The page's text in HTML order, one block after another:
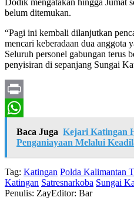
Dodik mengatakan hingga Jumat
belum ditemukan.
“Pagi ini kembali dilanjutkan
mencari keberadaan dua anggota
Seluruh personel gabungan terus
penyisiran di sepanjang Sungai
Print
WhatsApp
Baca Juga Kejari Katingan
Penganiayaan Melalui
Tag: Katingan Polda Kalimantan
Katingan Satresnarkoba Sungai
Penulis: ZayEditor: Bar